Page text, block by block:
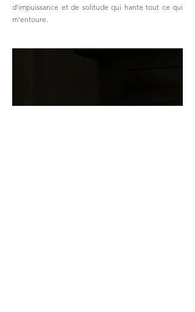
d'impuissance et de solitude qui hante tout ce qui
m'entoure.